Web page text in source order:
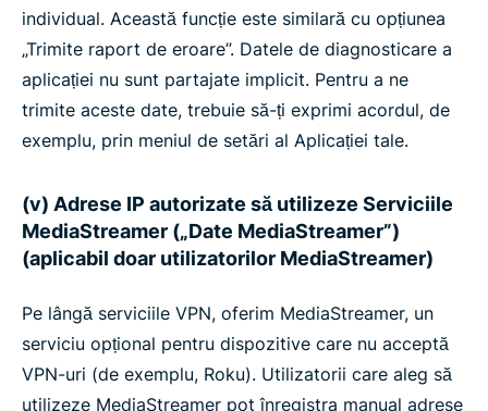
individual. Această funcție este similară cu opțiunea
„Trimite raport de eroare”. Datele de diagnosticare a
aplicației nu sunt partajate implicit. Pentru a ne
trimite aceste date, trebuie să-ți exprimi acordul, de
exemplu, prin meniul de setări al Aplicației tale.
(v) Adrese IP autorizate să utilizeze Serviciile
MediaStreamer („Date MediaStreamer”)
(aplicabil doar utilizatorilor MediaStreamer)
Pe lângă serviciile VPN, oferim MediaStreamer, un
serviciu opțional pentru dispozitive care nu acceptă
VPN-uri (de exemplu, Roku). Utilizatorii care aleg să
utilizeze MediaStreamer pot înregistra manual adrese